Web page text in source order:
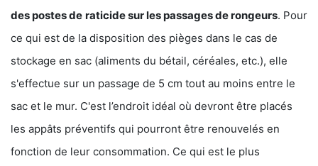
des postes de raticide sur les passages de rongeurs. Pour
ce qui est de la disposition des pièges dans le cas de
stockage en sac (aliments du bétail, céréales, etc.), elle
s'effectue sur un passage de 5 cm tout au moins entre le
sac et le mur. C'est l’endroit idéal où devront être placés
les appâts préventifs qui pourront être renouvelés en
fonction de leur consommation. Ce qui est le plus